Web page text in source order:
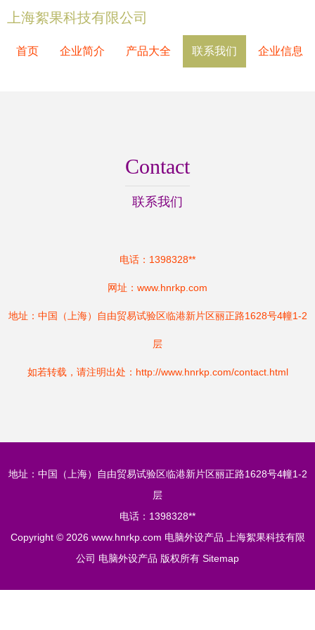
上海絮果科技有限公司
首页 企业简介 产品大全 联系我们 企业信息
Contact
联系我们
电话：1398328**
网址： www.hnrkp.com
地址：中国（上海）自由贸易试验区临港新片区丽正路1628号4幢1-2
层
如若转载，请注明出处：http://www.hnrkp.com/contact.html
地址：中国（上海）自由贸易试验区临港新片区丽正路1628号4幢1-2
层
电话：1398328**
Copyright © 2026 www.hnrkp.com 电脑外设产品
上海絮果科技有限
公司 电脑外设产品 版权所有 Sitemap